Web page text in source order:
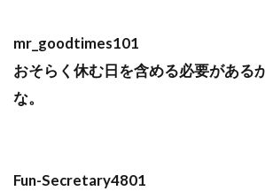
mr_goodtimes101
おそらく休む日を含める必要がある
な。
Fun-Secretary4801